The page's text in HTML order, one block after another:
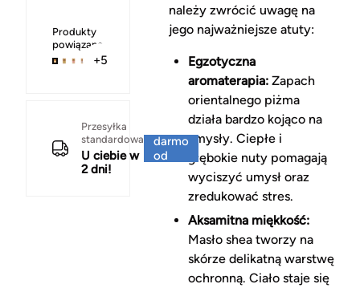
Produkty
powiązane
+5
Przesyłka
standardowa
U ciebie w
2 dni!
darmo
od
należy zwrócić uwagę na
jego najważniejsze atuty:
Egzotyczna
aromaterapia:Zapach
orientalnego piżma
działa bardzo kojąco na
zmysły. Ciepłe i
głębokie nuty pomagają
wyciszyć umysł oraz
zredukować stres.
Aksamitna miękkość:
Masło shea tworzy na
skórze delikatną warstwę
ochronną. Ciało staje się